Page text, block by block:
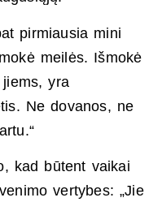
pirmiausia mini
meilės. Išmokė
yra
Ne dovanos, ne
kad būtent vaikai
vertybes: „Jie